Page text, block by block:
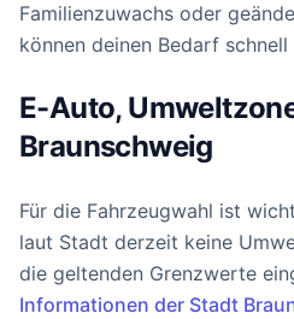
Familienzuwachs oder
können deinen Bedarf schnell
E-Auto,
Braunschweig
Für die Fahrzeugwahl ist
laut Stadt derzeit keine
die geltenden Grenzwerte
Informationen der Stadt